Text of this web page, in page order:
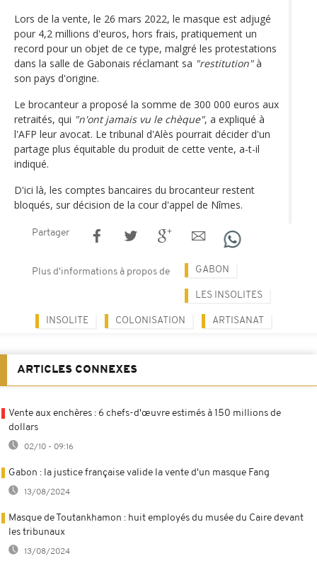
Lors de la vente, le 26 mars 2022, le masque est adjugé
pour 4,2 millions d'euros, hors frais, pratiquement un
record pour un objet de ce type, malgré les protestations
dans la salle de Gabonais réclamant sa "restitution"à
son pays d'origine.
Le brocanteur a proposé la somme de 300 000 euros aux
retraités, qui "n'ont jamais vu le chèque", a expliqué à
l'AFP leur avocat. Le tribunal d'Alès pourrait décider d'un
partage plus équitable du produit de cette vente, a-t-il
indiqué.
D'ici là, les comptes bancaires du brocanteur restent
bloqués, sur décision de la cour d'appel de Nîmes.
Partager
Plus d'informations à propos de GABON
LES INSOLITES
INSOLITE COLONISATION ARTISANAT
ARTICLES CONNEXES
Vente aux enchères : 6 chefs-d'œuvre estimés à 150 millions de
dollars
02/10 - 09:16
Gabon : la justice française valide la vente d'un masque Fang
13/08/2024
Masque de Toutankhamon : huit employés du musée du Caire devant
les tribunaux
13/08/2024